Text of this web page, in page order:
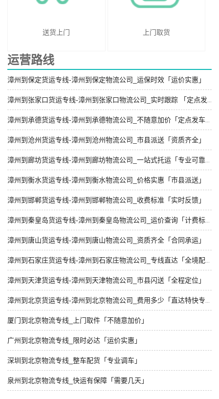
送货上门 上门取货
运营路线
漳州到保定货运专线-漳州到保定物流公司_运保时效「运价实惠」
漳州到张家口货运专线-漳州到张家口物流公司_实时跟踪 「定点发车」
漳州到承德货运专线-漳州到承德物流公司_不随意加价「定点发车」
漳州到沧州货运专线-漳州到沧州物流公司_市县派送「资质齐全」
漳州到廊坊货运专线-漳州到廊坊物流公司_一站式托运「专业可靠」
漳州到衡水货运专线-漳州到衡水物流公司_价格实惠「市县派送」
漳州到邯郸货运专线-漳州到邯郸物流公司_收费标准「实时反馈」
漳州到秦皇岛货运专线-漳州到秦皇岛物流公司_运价查询「计费标准」
漳州到唐山货运专线-漳州到唐山物流公司_资质齐全「合同承运」
漳州到石家庄货运专线-漳州到石家庄物流公司_专线直达「全境配送」
漳州到天津货运专线-漳州到天津物流公司_市县闪送「全程定位」
漳州到北京货运专线-漳州到北京物流公司_费用多少「直达特快专线」
厦门到北京物流专线_上门取件「不随意加价」
广州到北京物流专线_限时必达「运价实惠」
深圳到北京物流专线_整车配货「专业调车」
泉州到北京物流专线_快运有保障「需要几天」